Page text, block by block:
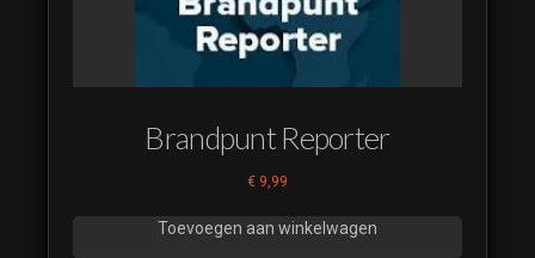
Brandpunt Reporter
€ 9,99
Toevoegen aan winkelwagen